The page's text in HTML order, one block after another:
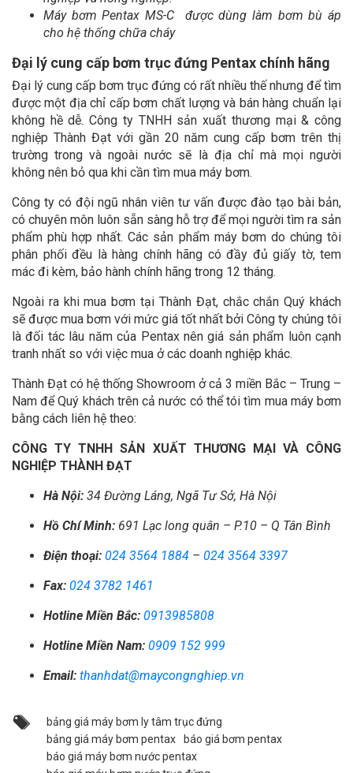
Máy bơm Pentax MS-C
được dùng làm bơm bù áp
cho hệ thống chữa cháy
Đại lý cung cấp bơm trục đứng Pentax chính hãng
Đại lý cung cấp bơm trục đứng có rất nhiều thế nhưng để tìm
được một địa chỉ cấp bơm chất lượng và bán hàng chuẩn lại
không hề dễ. Công ty TNHH sản xuất thương mại & công
nghiệp Thành Đạt với gần 20 năm cung cấp bơm trên thị
trường trong và ngoài nước sẽ là địa chỉ mà mọi người
không nên bỏ qua khi cần tìm mua máy bơm.
Công ty có đội ngũ nhân viên tư vấn được đào tạo bài bản,
có chuyên môn luôn sẵn sàng hỗ trợ để mọi người tìm ra sản
phẩm phù hợp nhất. Các sản phẩm máy bơm do chúng tôi
phân phối đều là hàng chính hãng có đầy đủ giấy tờ, tem
mác đi kèm, bảo hành chính hãng trong 12 tháng.
Ngoài ra khi mua bơm tại Thành Đạt, chắc chắn Quý khách
sẽ được mua bơm với mức giá tốt nhất bởi Công ty chúng tôi
là đối tác lâu năm của Pentax nên giá sản phẩm luôn cạnh
tranh nhất so với việc mua ở các doanh nghiệp khác.
Thành Đạt có hệ thống Showroom ở cả 3 miền Bắc – Trung –
Nam để Quý khách trên cả nước có thể tói tìm mua máy bơm
bằng cách liên hệ theo:
CÔNG TY TNHH SẢN XUẤT THƯƠNG MẠI VÀ CÔNG
NGHIỆP THÀNH ĐẠT
Hà Nội: 34 Đường Láng, Ngã Tư Sở, Hà Nội
Hồ Chí Minh: 691 Lạc long quân – P.10 – Q Tân Bình
Điện thoại: 024 3564 1884 – 024 3564 3397
Fax: 024 3782 1461
Hotline Miền Bắc: 0913985808
Hotline Miền Nam: 0909 152 999
Email: thanhdat@maycongnghiep.vn
bảng giá máy bơm ly tâm trục đứng
bảng giá máy bơm pentax
báo giá bơm pentax
báo giá máy bơm nước pentax